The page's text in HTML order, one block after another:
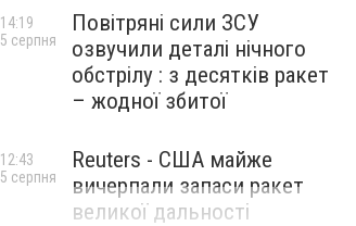
Повітряні сили ЗСУ
озвучили деталі нічного
обстрілу : з десятків ракет
– жодної збитої
14:19
5 серпня
Reuters - США майже
вичерпали запаси ракет
великої дальності
12:43
5 серпня